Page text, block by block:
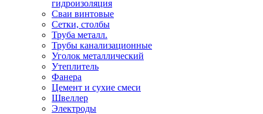
гидроизоляция
Сваи винтовые
Сетки, столбы
Труба металл.
Трубы канализационные
Уголок металлический
Утеплитель
Фанера
Цемент и сухие смеси
Швеллер
Электроды